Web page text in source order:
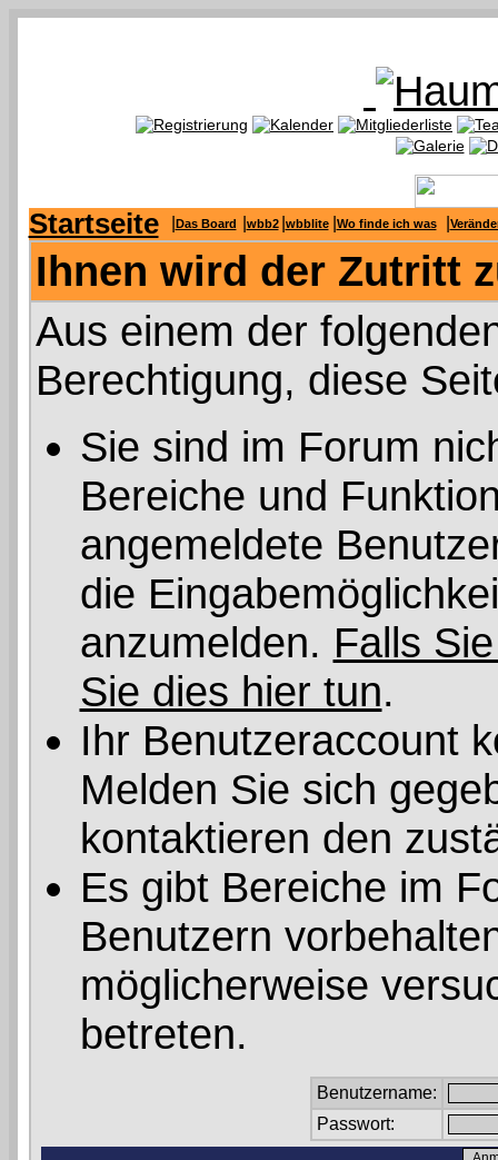
Startseite Das Board wbb2 wbblite Wo finde ich was
Ihnen wird der Zutritt
Aus einem der
Berechtigung, diese
Sie sind im Forum
Bereiche und
angemeldete
die
anzumelden. Falls
Sie dies hier tun.
Ihr Benutzeraccount
Melden Sie sich
kontaktieren den
Es gibt Bereiche im
Benutzern
möglicherweise
betreten.
Benutzername:
Passwort: